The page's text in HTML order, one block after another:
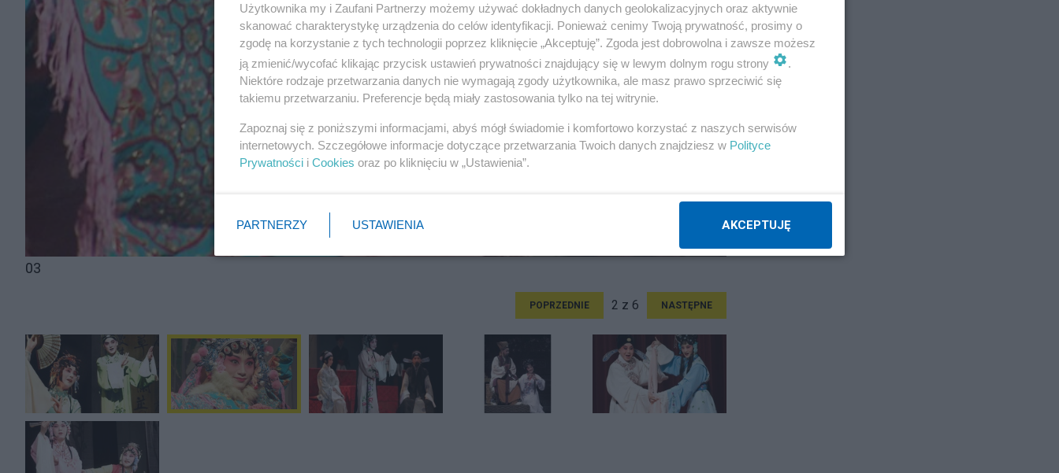
03
POPRZEDNIE 2 z 6 NASTĘPNE
Użytkownika my i Zaufani Partnerzy możemy używać dokładnych danych geolokalizacyjnych oraz aktywnie
skanować charakterystykę urządzenia do celów identyfikacji. Ponieważ cenimy Twoją prywatność, prosimy o
zgodę na korzystanie z tych technologii poprzez kliknięcie „Akceptuję”. Zgoda jest dobrowolna i zawsze możesz
ją zmienić/wycofać klikając przycisk ustawień prywatności znajdujący się w lewym dolnym rogu strony
.
Niektóre rodzaje przetwarzania danych nie wymagają zgody użytkownika, ale masz prawo sprzeciwić się
takiemu przetwarzaniu. Preferencje będą miały zastosowania tylko na tej witrynie.
Zapoznaj się z poniższymi informacjami, abyś mógł świadomie i komfortowo korzystać z naszych serwisów
internetowych. Szczegółowe informacje dotyczące przetwarzania Twoich danych znajdziesz w Polityce
Prywatności i Cookies oraz po kliknięciu w „Ustawienia”.
PARTNERZY USTAWIENIA AKCEPTUJĘ